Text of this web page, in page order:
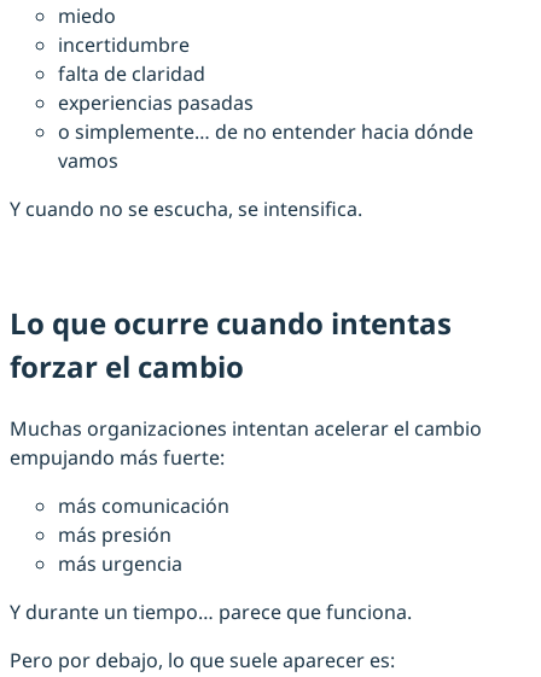
miedo
incertidumbre
falta de claridad
experiencias pasadas
o simplemente… de no entender hacia dónde
vamos
Y cuando no se escucha, se intensifica.
Lo que ocurre cuando intentas
forzar el cambio
Muchas organizaciones intentan acelerar el cambio
empujando más fuerte:
más comunicación
más presión
más urgencia
Y durante un tiempo… parece que funciona.
Pero por debajo, lo que suele aparecer es: